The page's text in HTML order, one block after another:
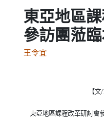
東亞地區
參訪團蒞
王令宜
【文/
東亞地區課程改革研討會